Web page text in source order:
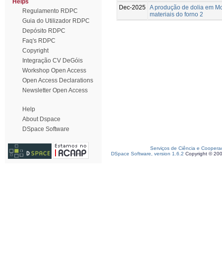
Helps
Regulamento RDPC
Guia do Utilizador RDPC
Depósito RDPC
Faq's RDPC
Copyright
Integração CV DeGóis
Workshop Open Access
Open Access Declarations
Newsletter Open Access
Help
About Dspace
DSpace Software
Dec-2025 A produção de dolia em
materiais do forno 2
Serviços de Ciência e
DSpace Software, version 1.6.2 Copyright ©